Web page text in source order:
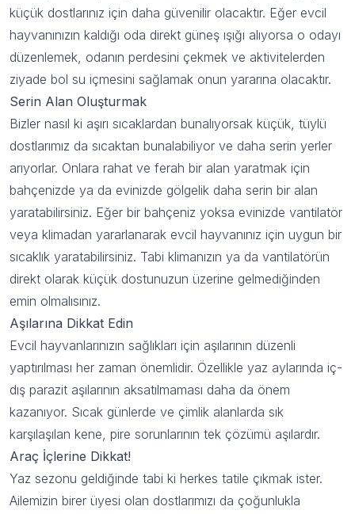
küçük dostlarınız için daha güvenilir olacaktır. Eğer evcil
hayvanınızın kaldığı oda direkt güneş ışığı alıyorsa o odayı
düzenlemek, odanın perdesini çekmek ve aktivitelerden
ziyade bol su içmesini sağlamak onun yararına olacaktır.
Serin Alan Oluşturmak
Bizler nasıl ki aşırı sıcaklardan bunalıyorsak küçük, tüylü
dostlarımız da sıcaktan bunalabiliyor ve daha serin yerler
arıyorlar. Onlara rahat ve ferah bir alan yaratmak için
bahçenizde ya da evinizde gölgelik daha serin bir alan
yaratabilirsiniz. Eğer bir bahçeniz yoksa evinizde vantilatör
veya klimadan yararlanarak evcil hayvanınız için uygun bir
sıcaklık yaratabilirsiniz. Tabi klimanızın ya da vantilatörün
direkt olarak küçük dostunuzun üzerine gelmediğinden
emin olmalısınız.
Aşılarına Dikkat Edin
Evcil hayvanlarınızın sağlıkları için aşılarının düzenli
yaptırılması her zaman önemlidir. Özellikle yaz aylarında iç-
dış parazit aşılarının aksatılmaması daha da önem
kazanıyor. Sıcak günlerde ve çimlik alanlarda sık
karşılaşılan kene, pire sorunlarının tek çözümü aşılardır.
Araç İçlerine Dikkat!
Yaz sezonu geldiğinde tabi ki herkes tatile çıkmak ister.
Ailemizin birer üyesi olan dostlarımızı da çoğunlukla
100 TL indirim
kazan!
Mail bültenimize şimdi katılın,
anında 100 TL indirim fırsatından
yararlanın!
Kullanım Koşullarını kabul ediyorum
edersiniz ve Gizlilik Politikamızı okuduğunuzu ve kabul ettiğinizi onaylarsınız.